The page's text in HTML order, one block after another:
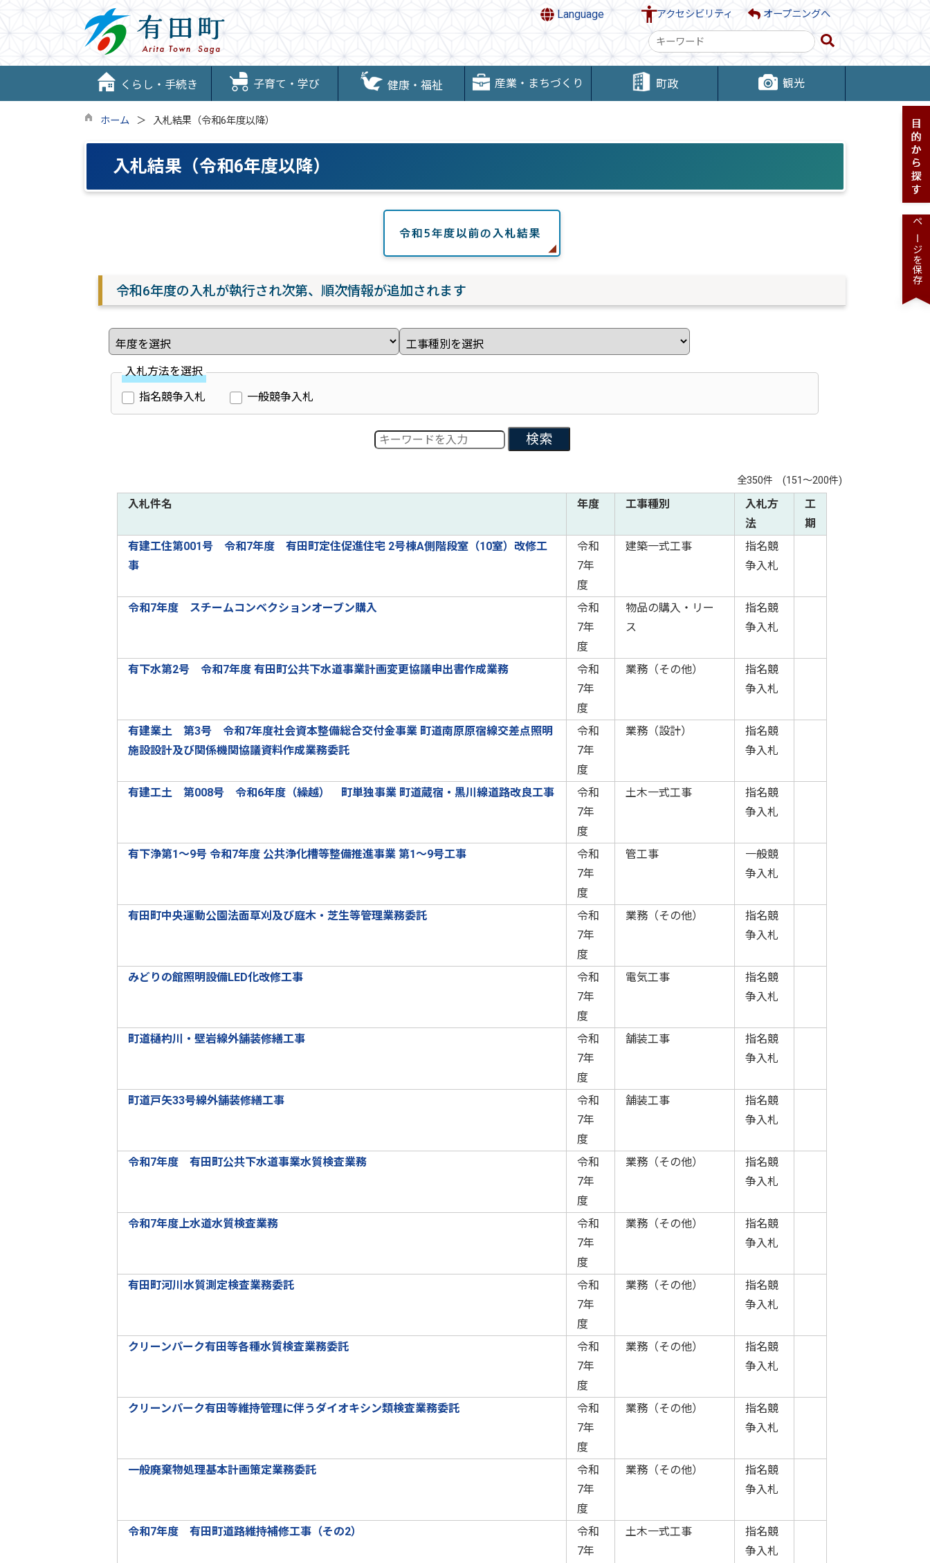
Language アクセシビリティ オープニングへ
検
索
キ
ー
ド
くらし・手続き 子育て・学び 健康・福祉 産業・まちづくり 町政 観光
ホーム 入札結果（令和6年度以降）
入札結果（令和6年度以降）
令和6年度の入札が執行され次第、順次情報が追加されます
入札方法を選択
指名競争入札
一般競争入札
検索
全350件 (151～200件)
入札件名 年度 工事種別
入札方
法
工
期
有建工住第001号 令和7年度 有田町定住促進住宅 2号棟A側階段室（10室）改修工
事
令和
7年
度
建築一式工事
指名競
争入札
令和7年度 スチームコンベクションオーブン購入
令和
7年
度
物品の購入・リー
ス
指名競
争入札
有下水第2号 令和7年度 有田町公共下水道事業計画変更協議申出書作成業務
令和
7年
度
業務（その他）
指名競
争入札
有建業土 第3号 令和7年度社会資本整備総合交付金事業 町道南原原宿線交差点照明
施設設計及び関係機関協議資料作成業務委託
令和
7年
度
業務（設計）
指名競
争入札
有建工土 第008号 令和6年度（繰越） 町単独事業 町道蔵宿・黒川線道路改良工事
令和
7年
度
土木一式工事
指名競
争入札
有下浄第1～9号 令和7年度 公共浄化槽等整備推進事業 第1～9号工事
令和
7年
度
管工事
一般競
争入札
有田町中央運動公園法面草刈及び庭木・芝生等管理業務委託
令和
7年
度
業務（その他）
指名競
争入札
みどりの館照明設備LED化改修工事
令和
7年
度
電気工事
指名競
争入札
町道樋杓川・壁岩線外舗装修繕工事
令和
7年
度
舗装工事
指名競
争入札
町道戸矢33号線外舗装修繕工事
令和
7年
度
舗装工事
指名競
争入札
令和7年度 有田町公共下水道事業水質検査業務
令和
7年
度
業務（その他）
指名競
争入札
令和7年度上水道水質検査業務
令和
7年
度
業務（その他）
指名競
争入札
有田町河川水質測定検査業務委託
令和
7年
度
業務（その他）
指名競
争入札
クリーンパーク有田等各種水質検査業務委託
令和
7年
度
業務（その他）
指名競
争入札
クリーンパーク有田等維持管理に伴うダイオキシン類検査業務委託
令和
7年
度
業務（その他）
指名競
争入札
一般廃棄物処理基本計画策定業務委託
令和
7年
度
業務（その他）
指名競
争入札
令和7年度 有田町道路維持補修工事（その2）
令和
7年
土木一式工事
指名競
争入札
ページを保存